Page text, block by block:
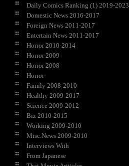
Daily Comics Ranking (1) 2019-2023
Domestic News 2016-2017
Foreign News 2011-2017
Entertain News 2011-2017
Horror 2010-2014
Horror 2009
Horror 2008
Horror
Family 2008-2010
Healthy 2009-2017
Science 2009-2012
Biz 2010-2015
Working 2009-2010
Misc.News 2009-2010
Interviews With
From Japanese